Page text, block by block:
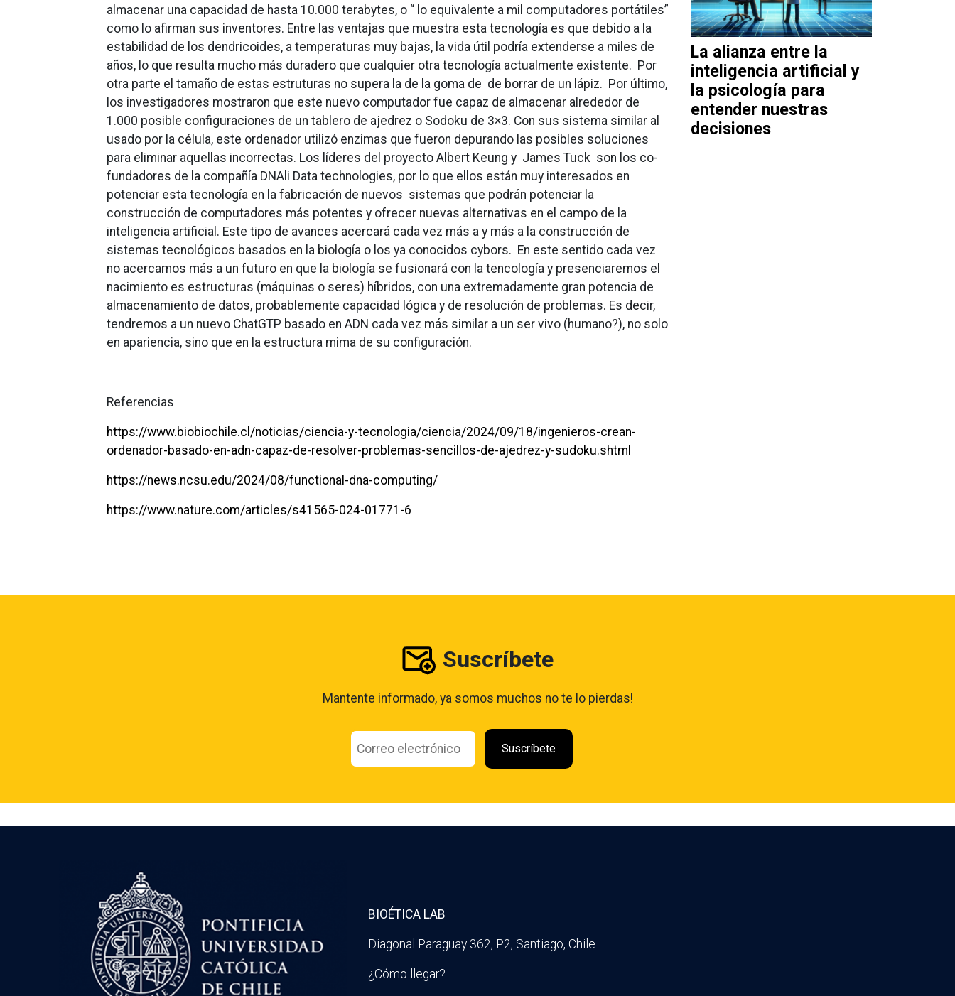
almacenar una capacidad de hasta 10.000 terabytes, o “ lo equivalente a mil computadores portátiles”
como lo afirman sus inventores. Entre las ventajas que muestra esta tecnología es que debido a la
estabilidad de los dendricoides, a temperaturas muy bajas, la vida útil podría extenderse a miles de
años, lo que resulta mucho más duradero que cualquier otra tecnología actualmente existente. Por
otra parte el tamaño de estas estruturas no supera la de la goma de de borrar de un lápiz. Por último,
los investigadores mostraron que este nuevo computador fue capaz de almacenar alrededor de
1.000 posible configuraciones de un tablero de ajedrez o Sodoku de 3×3. Con sus sistema similar al
usado por la célula, este ordenador utilizó enzimas que fueron depurando las posibles soluciones
para eliminar aquellas incorrectas. Los líderes del proyecto Albert Keung y James Tuck son los co-
fundadores de la compañía DNAli Data technologies, por lo que ellos están muy interesados en
potenciar esta tecnología en la fabricación de nuevos sistemas que podrán potenciar la
construcción de computadores más potentes y ofrecer nuevas alternativas en el campo de la
inteligencia artificial. Este tipo de avances acercará cada vez más a y más a la construcción de
sistemas tecnológicos basados en la biología o los ya conocidos cybors. En este sentido cada vez
no acercamos más a un futuro en que la biología se fusionará con la tencología y presenciaremos el
nacimiento es estructuras (máquinas o seres) híbridos, con una extremadamente gran potencia de
almacenamiento de datos, probablemente capacidad lógica y de resolución de problemas. Es decir,
tendremos a un nuevo ChatGTP basado en ADN cada vez más similar a un ser vivo (humano?), no solo
en apariencia, sino que en la estructura mima de su configuración.
Referencias
https://www.biobiochile.cl/noticias/ciencia-y-tecnologia/ciencia/2024/09/18/ingenieros-crean-
ordenador-basado-en-adn-capaz-de-resolver-problemas-sencillos-de-ajedrez-y-sudoku.shtml
https://news.ncsu.edu/2024/08/functional-dna-computing/
https://www.nature.com/articles/s41565-024-01771-6
La alianza entre la
inteligencia artificial y
la psicología para
entender nuestras
decisiones
Suscríbete
Mantente informado, ya somos muchos no te lo pierdas!
BIOÉTICA LAB
Diagonal Paraguay 362, P2, Santiago, Chile
¿Cómo llegar?